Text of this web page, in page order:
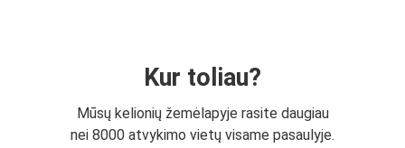
Kur toliau?
Mūsų kelionių žemėlapyje rasite daugiau
nei 8000 atvykimo vietų visame pasaulyje.